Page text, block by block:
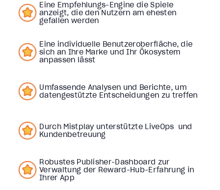
Eine Empfehlungs-Engine die Spiele
anzeigt, die den Nutzern am ehesten
gefallen werden
Eine individuelle Benutzeroberfläche, die
sich an Ihre Marke und Ihr Ökosystem
anpassen lässt
Umfassende Analysen und Berichte, um
datengestützte Entscheidungen zu treffen
Durch Mistplay unterstützte LiveOps und
Kundenbetreuung
Robustes Publisher-Dashboard zur
Verwaltung der Reward-Hub-Erfahrung in
Ihrer App